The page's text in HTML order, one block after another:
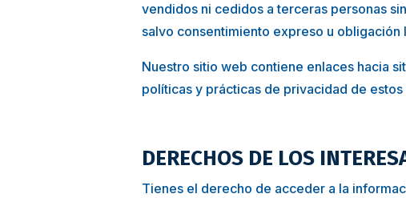
vendidos ni cedidos a terceras personas
salvo consentimiento expreso u obligación
Nuestro sitio web contiene enlaces hacia
políticas y prácticas de privacidad de estos
DERECHOS DE LOS
Tienes el derecho de acceder a la